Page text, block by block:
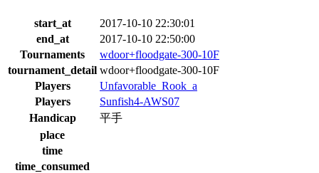
start_at
2017-10-10 22:30:01
end_at
2017-10-10 22:50:00
Tournaments
wdoor+floodgate-300-10F
tournament_detail wdoor+floodgate-300-10F
Players
Unfavorable_Rook_a
Players
Sunfish4-AWS07
Handicap
平手
place
time
time_consumed